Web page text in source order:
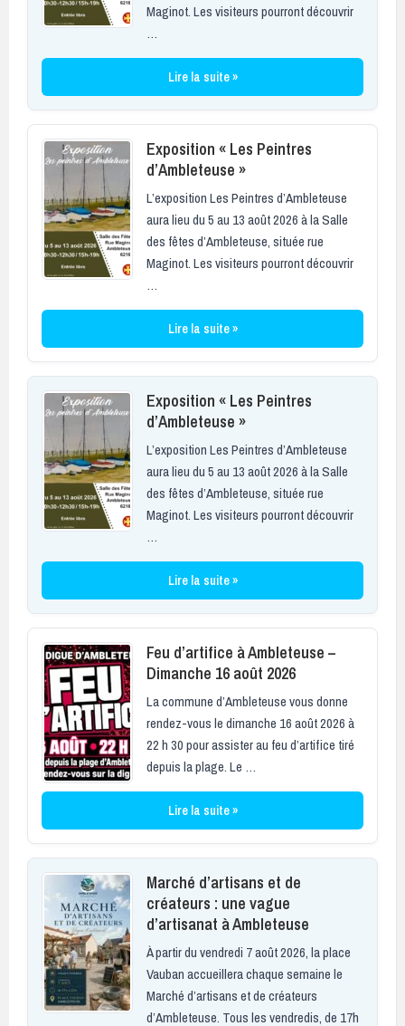
Maginot. Les visiteurs pourront découvrir
…
Lire la suite »
Exposition « Les Peintres
d’Ambleteuse »
L’exposition Les Peintres d’Ambleteuse
aura lieu du 5 au 13 août 2026 à la Salle
des fêtes d’Ambleteuse, située rue
Maginot. Les visiteurs pourront découvrir
…
Lire la suite »
Exposition « Les Peintres
d’Ambleteuse »
L’exposition Les Peintres d’Ambleteuse
aura lieu du 5 au 13 août 2026 à la Salle
des fêtes d’Ambleteuse, située rue
Maginot. Les visiteurs pourront découvrir
…
Lire la suite »
Feu d’artifice à Ambleteuse –
Dimanche 16 août 2026
La commune d’Ambleteuse vous donne
rendez-vous le dimanche 16 août 2026 à
22 h 30 pour assister au feu d’artifice tiré
depuis la plage. Le …
Lire la suite »
Marché d’artisans et de
créateurs : une vague
d’artisanat à Ambleteuse
À partir du vendredi 7 août 2026, la place
Vauban accueillera chaque semaine le
Marché d’artisans et de créateurs
d’Ambleteuse. Tous les vendredis, de 17h